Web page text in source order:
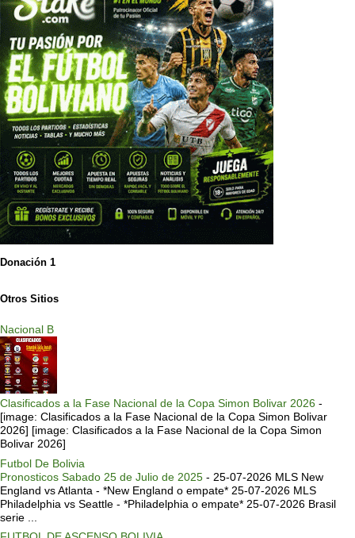
Donación 1
Otros Sitios
Nacional B
Clasificados a la Fase Nacional de la Copa Simon Bolivar 2026 -
[image: Clasificados a la Fase Nacional de la Copa Simon Bolivar
2026] [image: Clasificados a la Fase Nacional de la Copa Simon
Bolivar 2026]
Futbol De Bolivia
Pronosticos Sabado 25 de Julio de 2025 - 25-07-2026 MLS New
England vs Atlanta - *New England o empate* 25-07-2026 MLS
Philadelphia vs Seattle - *Philadelphia o empate* 25-07-2026 Brasil
serie ...